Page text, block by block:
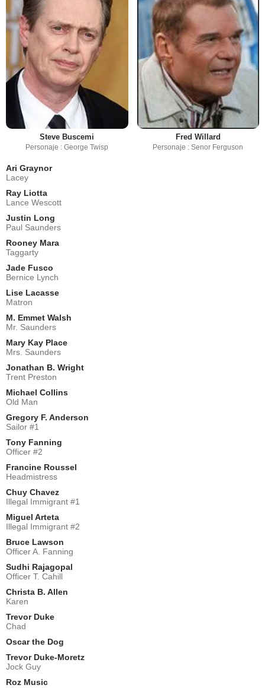
Steve Buscemi
Personaje : George Twisp
Fred Willard
Personaje : Senor Ferguson
Ari Graynor
Lacey
Ray Liotta
Lance Wescott
Justin Long
Paul Saunders
Rooney Mara
Taggarty
Jade Fusco
Bernice Lynch
Lise Lacasse
Matron
M. Emmet Walsh
Mr. Saunders
Mary Kay Place
Mrs. Saunders
Jonathan B. Wright
Trent Preston
Michael Collins
Old Man
Gregory F. Anderson
Sailor #1
Tony Fanning
Officer #2
Francine Roussel
Headmistress
Chuy Chavez
Illegal Immigrant #1
Miguel Arteta
Illegal Immigrant #2
Bruce Lawson
Officer A. Fanning
Sudhi Rajagopal
Officer T. Cahill
Christa B. Allen
Karen
Trevor Duke
Chad
Oscar the Dog
Trevor Duke-Moretz
Jock Guy
Roz Music